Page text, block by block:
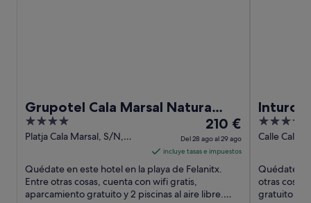
Grupotel Cala Marsal Natura
Hotel
4
out
5
Platja Cala Marsal, S/N,
El
precio
es
de
por
210 €
Del 28 ago al 29 ago
incluye tasas e impuestos
Quédate en este hotel en la playa de Felanitx.
Entre otras cosas, cuenta con wifi gratis,
aparcamiento gratuito y 2 piscinas al aire libre.
Hotel
4.5
out
5
Calle Cala
Quédate
otras
gratuito y 3